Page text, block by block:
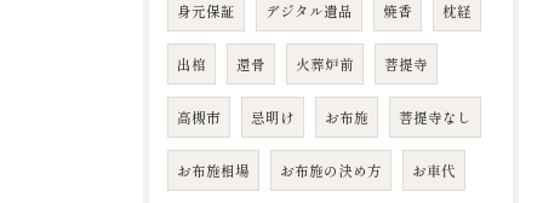
身元保証 デジタル遺品 焼香 枕経
出棺 還骨 火葬炉前 菩提寺
高槻市 忌明け お布施 菩提寺なし
お布施相場 お布施の決め方 お車代